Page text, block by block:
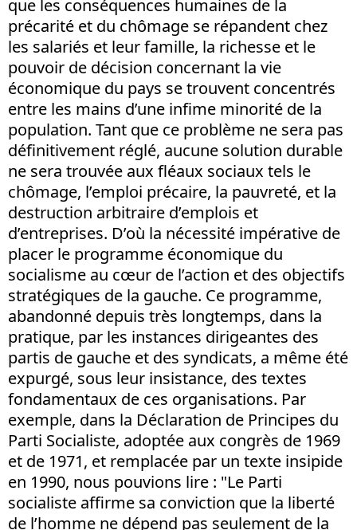
que les conséquences humaines de la
précarité et du chômage se répandent chez
les salariés et leur famille, la richesse et le
pouvoir de décision concernant la vie
économique du pays se trouvent concentrés
entre les mains d’une infime minorité de la
population. Tant que ce problème ne sera pas
définitivement réglé, aucune solution durable
ne sera trouvée aux fléaux sociaux tels le
chômage, l’emploi précaire, la pauvreté, et la
destruction arbitraire d’emplois et
d’entreprises. D’où la nécessité impérative de
placer le programme économique du
socialisme au cœur de l’action et des objectifs
stratégiques de la gauche. Ce programme,
abandonné depuis très longtemps, dans la
pratique, par les instances dirigeantes des
partis de gauche et des syndicats, a même été
expurgé, sous leur insistance, des textes
fondamentaux de ces organisations. Par
exemple, dans la Déclaration de Principes du
Parti Socialiste, adoptée aux congrès de 1969
et de 1971, et remplacée par un texte insipide
en 1990, nous pouvions lire : "Le Parti
socialiste affirme sa conviction que la liberté
de l’homme ne dépend pas seulement de la